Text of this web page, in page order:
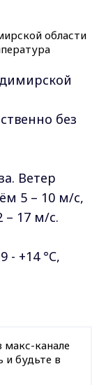
без
Ветер
5 – 10 м/с,
– 17 м/с.
- +14 °C,
макс-канале
и будьте в